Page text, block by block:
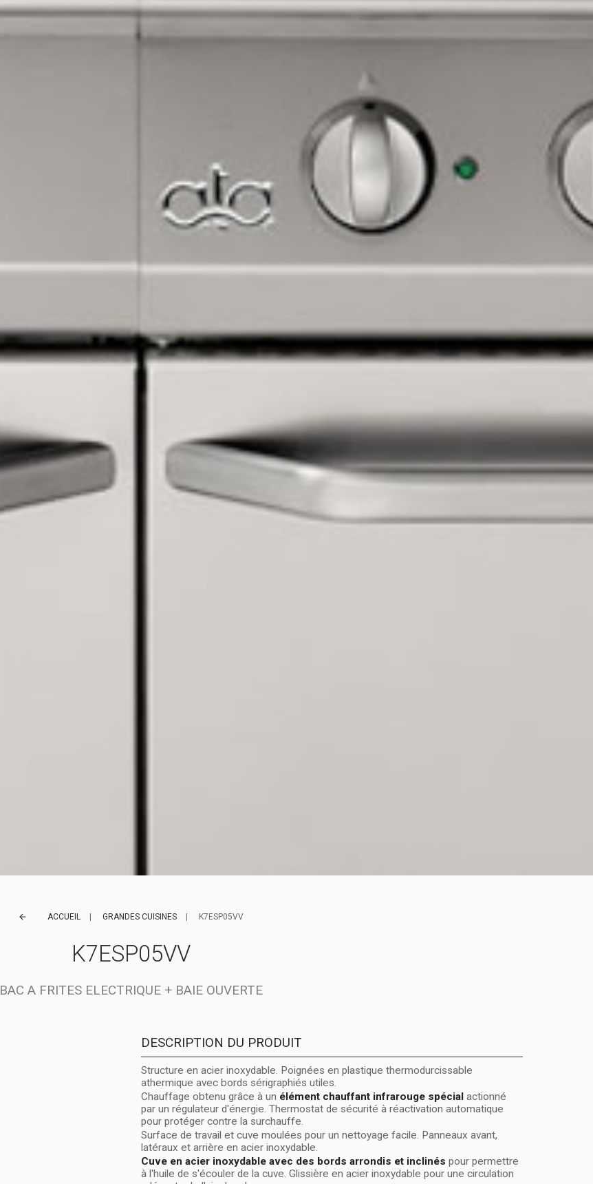
arrow_back ACCUEIL GRANDES CUISINES K7ESP05VV
K7ESP05VV
BAC A FRITES ELECTRIQUE + BAIE OUVERTE
DESCRIPTION DU PRODUIT
Structure en acier inoxydable. Poignées en plastique thermodurcissable
athermique avec bords sérigraphiés utiles.
Chauffage obtenu grâce à un élément chauffant infrarouge spécial actionné
par un régulateur d'énergie. Thermostat de sécurité à réactivation automatique
pour protéger contre la surchauffe.
Surface de travail et cuve moulées pour un nettoyage facile. Panneaux avant,
latéraux et arrière en acier inoxydable.
Cuve en acier inoxydable avec des bords arrondis et inclinés pour permettre
à l'huile de s'écouler de la cuve. Glissière en acier inoxydable pour une circulation